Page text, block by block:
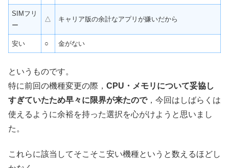
SIMフリ
ー
△ キャリア版の余計なアプリが嫌いだから
安い ○ 金がない
というものです。
特に前回の機種変更の際， CPU・メモリについて妥協し
すぎていたため早々に限界が来たので，今回はしばらくは
使えるように余裕を持った選択を心がけようと思いまし
た。
これらに該当してそこそこ安い機種というと数えるほどし